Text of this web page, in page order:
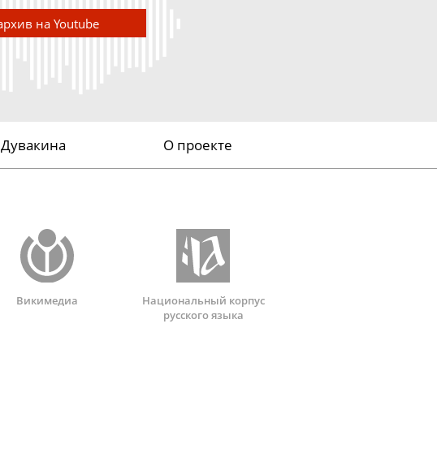
на Youtube
О проекте
Викимедиа
Национальный корпус
русского языка